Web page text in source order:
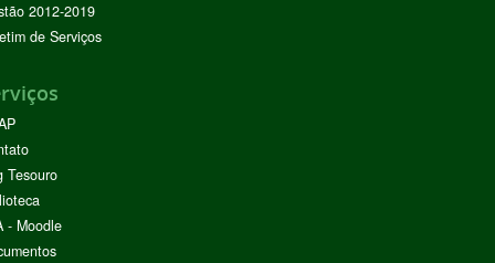
2012-2019
de Serviços
Tesouro
- Moodle